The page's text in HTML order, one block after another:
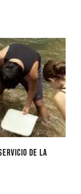
servicio de la